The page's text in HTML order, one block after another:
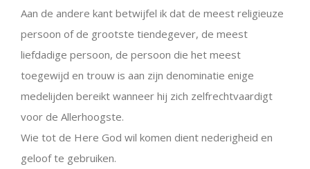
Aan de andere kant betwijfel ik dat de meest religieuze
persoon of de grootste tiendegever, de meest
liefdadige persoon, de persoon die het meest
toegewijd en trouw is aan zijn denominatie enige
medelijden bereikt wanneer hij zich zelfrechtvaardigt
voor de Allerhoogste.
Wie tot de Here God wil komen dient nederigheid en
geloof te gebruiken.